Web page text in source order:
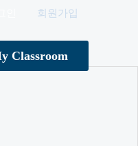
회원가입
Classroom